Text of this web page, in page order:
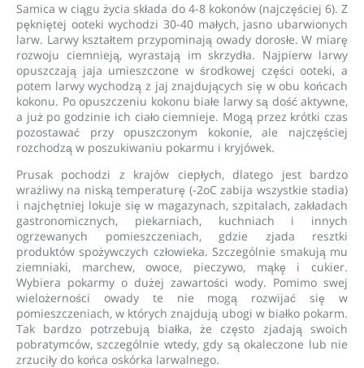
Samica w ciągu życia składa do 4-8 kokonów (najczęściej 6). Z
pękniętej ooteki wychodzi 30-40 małych, jasno ubarwionych
larw. Larwy kształtem przypominają owady dorosłe. W miarę
rozwoju ciemnieją, wyrastają im skrzydła. Najpierw larwy
opuszczają jaja umieszczone w środkowej części ooteki, a
potem larwy wychodzą z jaj znajdujących się w obu końcach
kokonu. Po opuszczeniu kokonu białe larwy są dość aktywne,
a już po godzinie ich ciało ciemnieje. Mogą przez krótki czas
pozostawać przy opuszczonym kokonie, ale najczęściej
rozchodzą w poszukiwaniu pokarmu i kryjówek.
Prusak pochodzi z krajów ciepłych, dlatego jest bardzo
wrażliwy na niską temperaturę (-2oC zabija wszystkie stadia)
i najchętniej lokuje się w magazynach, szpitalach, zakładach
gastronomicznych, piekarniach, kuchniach i innych
ogrzewanych pomieszczeniach, gdzie zjada resztki
produktów spożywczych człowieka. Szczególnie smakują mu
ziemniaki, marchew, owoce, pieczywo, mąkę i cukier.
Wybiera pokarmy o dużej zawartości wody. Pomimo swej
wielożerności owady te nie mogą rozwijać się w
pomieszczeniach, w których znajdują ubogi w białko pokarm.
Tak bardzo potrzebują białka, że często zjadają swoich
pobratymców, szczególnie wtedy, gdy są okaleczone lub nie
zrzuciły do końca oskórka larwalnego.